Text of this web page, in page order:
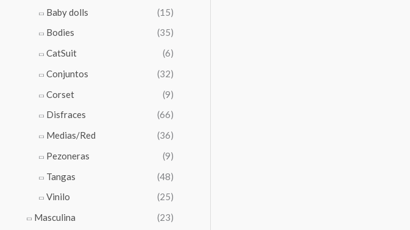
Baby dolls
(15)
Bodies
(35)
CatSuit
(6)
Conjuntos
(32)
Corset
(9)
Disfraces
(66)
Medias/Red
(36)
Pezoneras
(9)
Tangas
(48)
Vinilo
(25)
Masculina
(23)